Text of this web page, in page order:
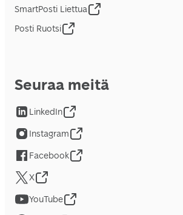
SmartPosti Liettua
Posti Ruotsi
Seuraa meitä
LinkedIn
Instagram
Facebook
X
YouTube